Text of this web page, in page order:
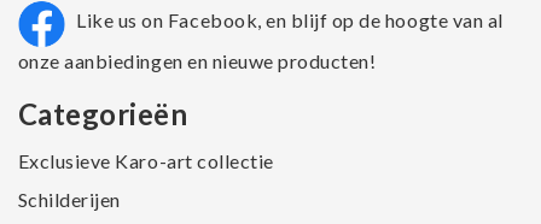
Like us on Facebook, en blijf op de hoogte van al
onze aanbiedingen en nieuwe producten!
Categorieën
Exclusieve Karo-art collectie
Schilderijen